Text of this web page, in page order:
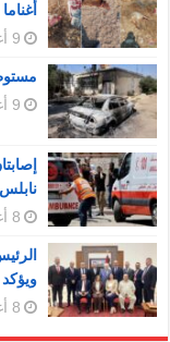
9 أغسطس، 2026
9 أغسطس، 2026
نابلس
8 أغسطس، 2026
8 أغسطس، 2026